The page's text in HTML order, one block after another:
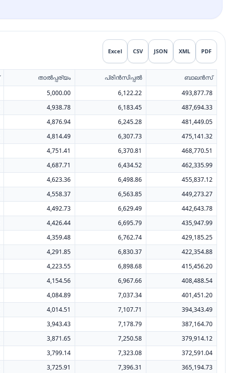
Excel CSV JSON XML PDF
താൽപ്പര്യം പ്രിൻസിപ്പൽ
ബാലൻസ്
5,000.00 6,122.22
493,877.78
4,938.78 6,183.45
487,694.33
4,876.94 6,245.28
481,449.05
4,814.49 6,307.73
475,141.32
4,751.41 6,370.81
468,770.51
4,687.71 6,434.52
462,335.99
4,623.36 6,498.86
455,837.12
4,558.37 6,563.85
449,273.27
4,492.73 6,629.49
442,643.78
4,426.44 6,695.79
435,947.99
4,359.48 6,762.74
429,185.25
4,291.85 6,830.37
422,354.88
4,223.55 6,898.68
415,456.20
4,154.56 6,967.66
408,488.54
4,084.89 7,037.34
401,451.20
4,014.51 7,107.71
394,343.49
3,943.43 7,178.79
387,164.70
3,871.65 7,250.58
379,914.12
3,799.14 7,323.08
372,591.04
3,725.91 7,396.31
365,194.73